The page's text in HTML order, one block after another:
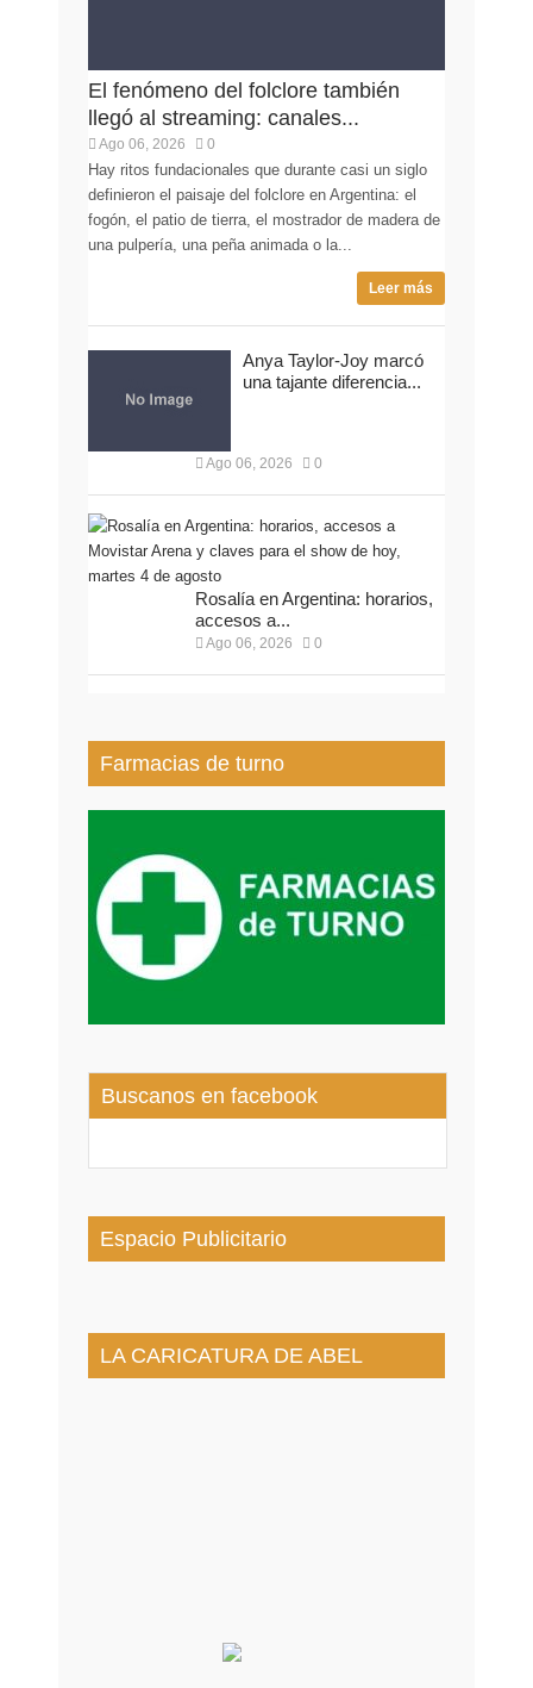
El fenómeno del folclore también
llegó al streaming: canales...
Ago 06, 2026 0
Hay ritos fundacionales que durante casi un siglo
definieron el paisaje del folclore en Argentina: el
fogón, el patio de tierra, el mostrador de madera de
una pulpería, una peña animada o la...
Leer más
Anya Taylor-Joy marcó
una tajante diferencia...
Ago 06, 2026 0
Rosalía en Argentina: horarios,
accesos a...
Ago 06, 2026 0
Farmacias de turno
Buscanos en facebook
Espacio Publicitario
LA CARICATURA DE ABEL